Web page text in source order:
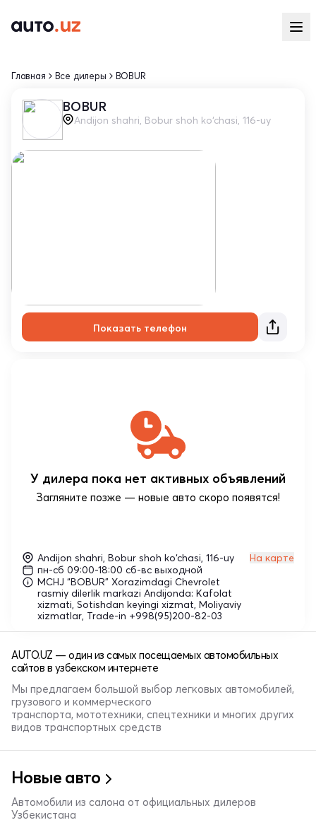
Главная Все дилеры BOBUR
BOBUR
Andijon shahri, Bobur shoh ko‘chasi, 116-uy
Показать телефон
На карте
Andijon shahri, Bobur shoh ko‘chasi, 116-uy
пн-сб 09:00-18:00 сб-вс выходной
MCHJ “BOBUR” Xorazimdagi Chevrolet
rasmiy dilerlik markazi Andijonda: Kafolat
xizmati, Sotishdan keyingi xizmat, Moliyaviy
xizmatlar, Trade-in +998(95)200-82-03
У дилера пока нет активных объявлений
Загляните позже — новые авто скоро появятся!
AUTO.UZ — один из самых посещаемых автомобильных
сайтов в узбекском интернете
Мы предлагаем большой выбор легковых автомобилей,
грузового и коммерческого
транспорта, мототехники, спецтехники и многих других
видов транспортных средств
Новые авто
Автомобили из салона от официальных дилеров
Узбекистана